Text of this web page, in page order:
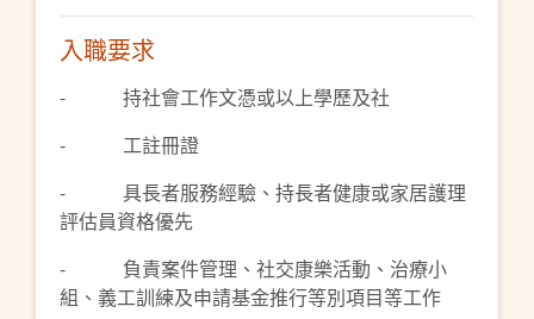
入職要求
- 持社會工作文憑或以上學歷及社
- 工註冊證
- 具長者服務經驗、持長者健康或家居護理
評估員資格優先
- 負責案件管理、社交康樂活動、治療小
組、義工訓練及申請基金推行等別項目等工作